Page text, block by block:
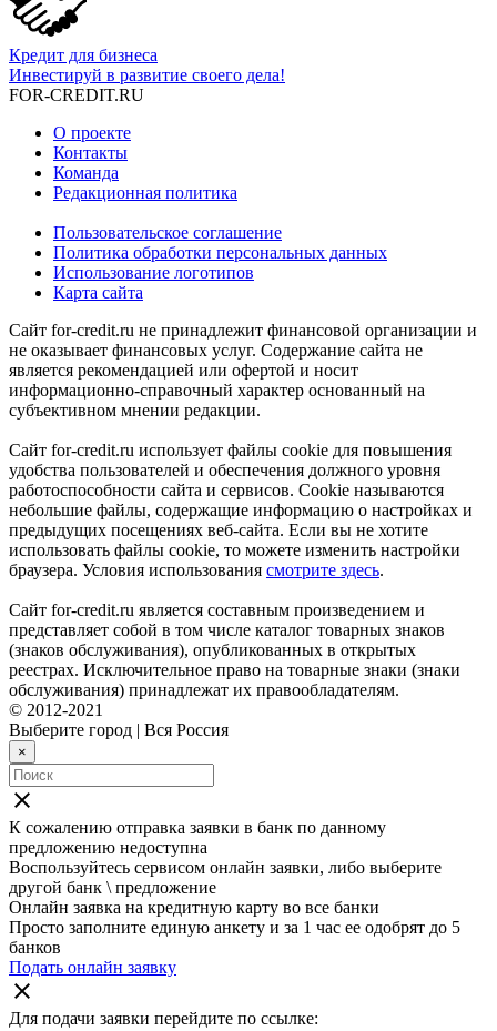
Кредит для бизнеса
Инвестируй в развитие своего дела!
FOR-CREDIT.RU
О проекте
Контакты
Команда
Редакционная политика
Пользовательское соглашение
Политика обработки персональных данных
Использование логотипов
Карта сайта
Сайт for-credit.ru не принадлежит финансовой организации и
не оказывает финансовых услуг. Содержание сайта не
является рекомендацией или офертой и носит
информационно-справочный характер основанный на
субъективном мнении редакции.
Сайт for-credit.ru использует файлы cookie для повышения
удобства пользователей и обеспечения должного уровня
работоспособности сайта и сервисов. Cookie называются
небольшие файлы, содержащие информацию о настройках и
предыдущих посещениях веб-сайта. Если вы не хотите
использовать файлы cookie, то можете изменить настройки
браузера. Условия использования смотрите здесь.
Сайт for-credit.ru является составным произведением и
представляет собой в том числе каталог товарных знаков
(знаков обслуживания), опубликованных в открытых
реестрах. Исключительное право на товарные знаки (знаки
обслуживания) принадлежат их правообладателям.
© 2012-2021
Выберите город | Вся Россия
×
close
К сожалению отправка заявки в банк по данному
предложению недоступна
Воспользуйтесь сервисом онлайн заявки, либо выберите
другой банк \ предложение
Онлайн заявка на кредитную карту во все банки
Просто заполните единую анкету и за 1 час ее одобрят до 5
банков
Подать онлайн заявку
close
Для подачи заявки перейдите по ссылке: